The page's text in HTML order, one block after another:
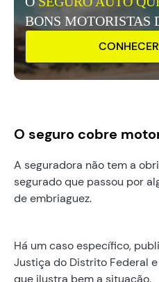
BONS MOTORISTAS
O seguro cobre
A seguradora não tem a
segurado que passou por
de embriaguez.
Há um caso específico,
Justiça do Distrito Federal
que ilustra bem a situação.